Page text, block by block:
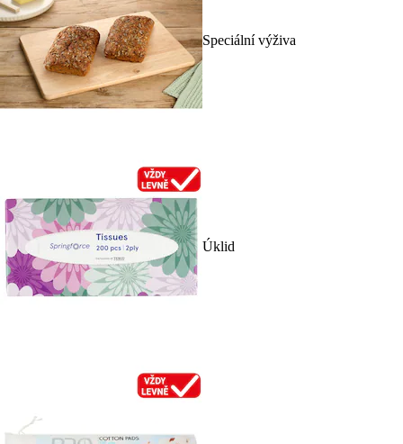
Speciální výživa
Úklid